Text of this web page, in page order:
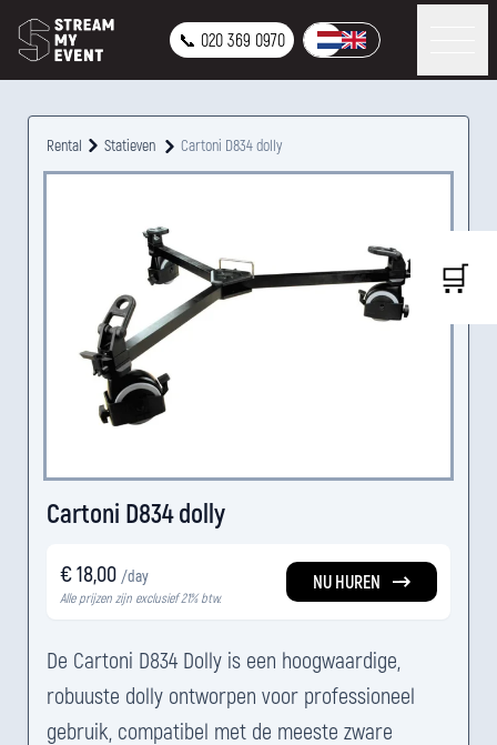
📞 020 369 0970
Rental Statieven Cartoni D834 dolly
Cartoni D834 dolly
€ 18,00 /day
Alle prijzen zijn exclusief 21% btw.
NU HUREN
De Cartoni D834 Dolly is een hoogwaardige,
robuuste dolly ontworpen voor professioneel
gebruik, compatibel met de meeste zware
🛒